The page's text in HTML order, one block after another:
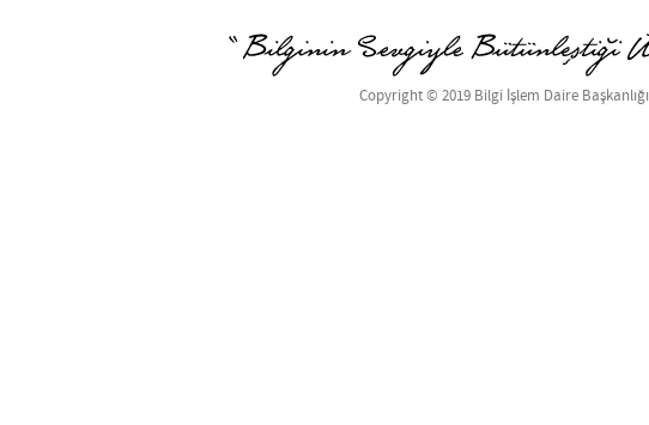
Copyright © 2019 Bilgi İşlem Daire Başkanlığı